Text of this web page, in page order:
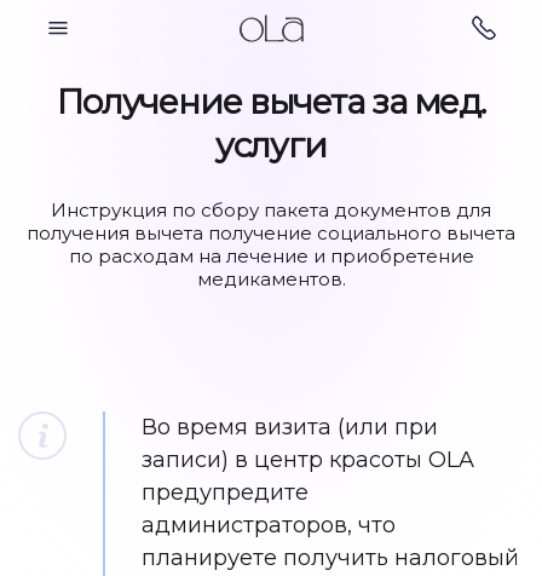
Косметология
Парикмахерские
услуги
Ногтевой сервис Подология
Получение вычета за мед.
услуги
Инструкция по сбору пакета документов для
получения вычета получение социального вычета
по расходам на лечение и приобретение
медикаментов.
Во время визита (или при
записи) в центр красоты OLA
предупредите
администраторов, что
планируете получить налоговый